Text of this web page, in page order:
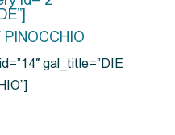
PINOCCHIO
gal_title=”DIE